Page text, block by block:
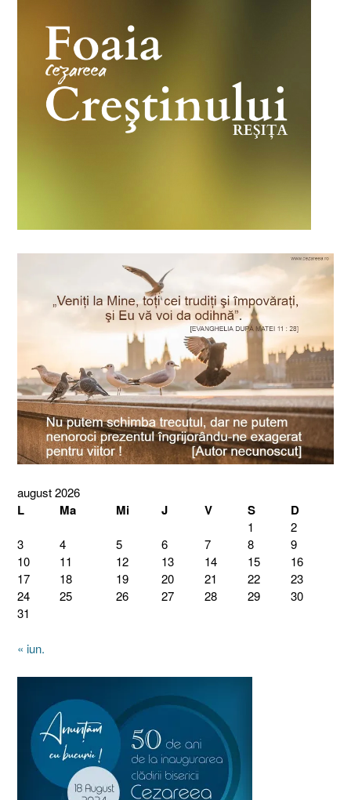
august 2026
L Ma Mi J V S D
1
2
3
4 5 6 7 8
9
10
11 12 13 14 15
16
17
18 19 20 21 22
23
24
25 26 27 28 29
30
31
« iun.